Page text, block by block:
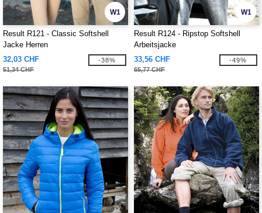
W1
Result R121 - Classic Softshell
Jacke Herren
32,03 CHF
51,34 CHF
-38%
W1
Result R124 - Ripstop Softshell
Arbeitsjacke
33,56 CHF
65,77 CHF
-49%